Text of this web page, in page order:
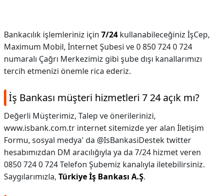
Bankacılık işlemleriniz için 7/24 kullanabileceğiniz İşCep,
Maximum Mobil, İnternet Şubesi ve 0 850 724 0 724
numaralı Çağrı Merkezimiz gibi şube dışı kanallarımızı
tercih etmenizi önemle rica ederiz.
İş Bankası müşteri hizmetleri 7 24 açık mı?
Değerli Müşterimiz, Talep ve önerilerinizi,
www.isbank.com.tr internet sitemizde yer alan İletişim
Formu, sosyal medya' da @IsBankasiDestek twitter
hesabımızdan DM aracılığıyla ya da 7/24 hizmet veren
0850 724 0 724 Telefon Şubemiz kanalıyla iletebilirsiniz.
Saygılarımızla, Türkiye İş Bankası A.Ş.